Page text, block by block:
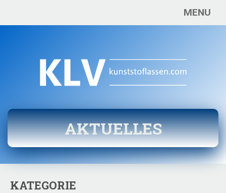
MENU
AKTUELLES
KATEGORIE